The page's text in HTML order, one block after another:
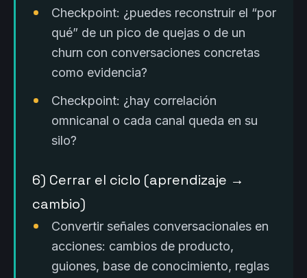
Checkpoint: ¿puedes reconstruir el “por
qué” de un pico de quejas o de un
churn con conversaciones concretas
como evidencia?
Checkpoint: ¿hay correlación
omnicanal o cada canal queda en su
silo?
6) Cerrar el ciclo (aprendizaje →
cambio)
Convertir señales conversacionales en
acciones: cambios de producto,
guiones, base de conocimiento, reglas